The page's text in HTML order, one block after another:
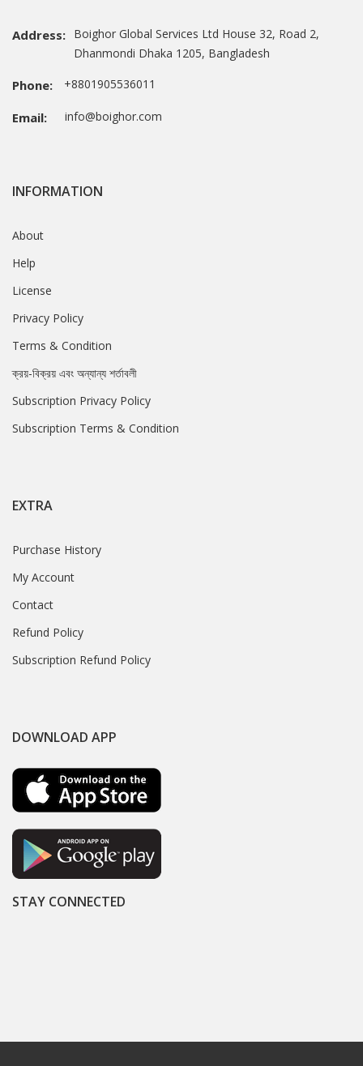
Address: Boighor Global Services Ltd House 32, Road 2,
Dhanmondi Dhaka 1205, Bangladesh
Phone: +8801905536011
Email: info@boighor.com
INFORMATION
About
Help
License
Privacy Policy
Terms & Condition
ক্রয়-বিক্রয় এবং অন্যান্য শর্তাবলী
Subscription Privacy Policy
Subscription Terms & Condition
EXTRA
Purchase History
My Account
Contact
Refund Policy
Subscription Refund Policy
DOWNLOAD APP
STAY CONNECTED